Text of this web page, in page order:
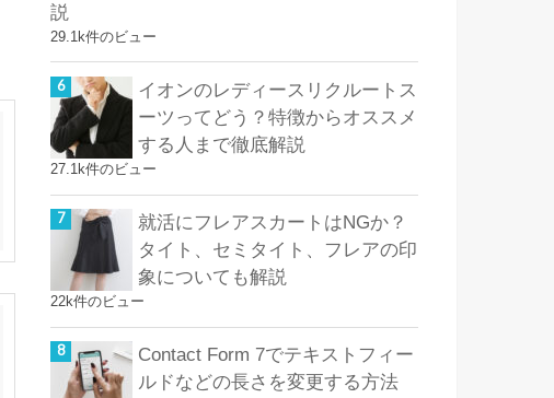
説
29.1k件のビュー
イオンのレディースリクルートス
ーツってどう？特徴からオススメ
する人まで徹底解説
27.1k件のビュー
就活にフレアスカートはNGか？
タイト、セミタイト、フレアの印
象についても解説
22k件のビュー
Contact Form 7でテキストフィー
ルドなどの長さを変更する方法